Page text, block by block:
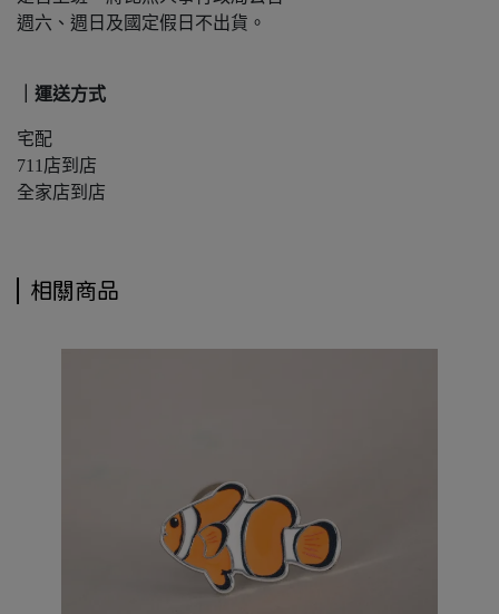
週六、週日及國定假日不出貨。
｜運送方式
宅配
711店到店
全家店到店
相關商品